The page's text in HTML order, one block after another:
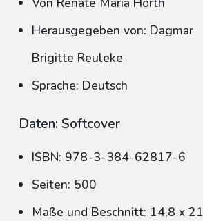
Herausgegeben von: Dagmar
Brigitte Reuleke
Sprache: Deutsch
Daten: Softcover
ISBN: 978-3-384-62817-6
Seiten: 500
Maße und Beschnitt: 14,8 x 21